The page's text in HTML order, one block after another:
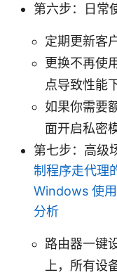
第六步：日常
定期更新客
更换不再使
点导致性能
如果你需要
面开启私密
第七步：高级
制程序走代理
Windows 使
分析
路由器一键
上，所有设